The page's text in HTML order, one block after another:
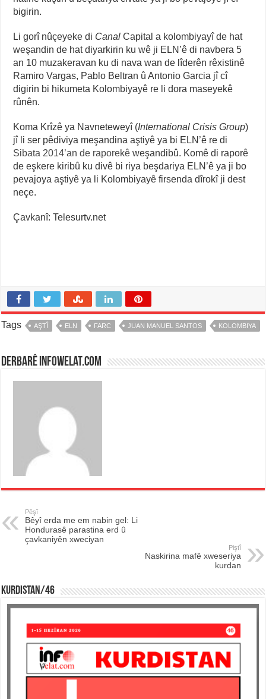
bigirin.
Li gorî nûçeyeke di Canal Capital a kolombiyayî de hat
weşandin de hat diyarkirin ku wê ji ELN’ê di navbera 5
an 10 muzakeravan ku di nava wan de lîderên rêxistinê
Ramiro Vargas, Pablo Beltran û Antonio Garcia jî cî
digirin bi hikumeta Kolombiyayê re li dora maseyekê
rûnên.
Koma Krîzê ya Navneteweyî (International Crisis Group)
jî li ser pêdiviya meşandina aştiyê ya bi ELN’ê re di
Sibata 2014’an de raporekê weşandibû. Komê di raporê
de eşkere kiribû ku divê bi riya beşdariya ELN’ê ya ji bo
pevajoya aştiyê ya li Kolombiyayê firsenda dîrokî ji dest
neçe.
Çavkanî: Telesurtv.net
Tags AŞTÎ ELN FARC JUAN MANUEL SANTOS KOLOMBIYA
Derbarê infowelat.com
Pêşî
Bêyî erda me em nabin gel: Li
Hondurasê parastina erd û
çavkaniyên xweciyan
Piştî
Naskirina mafê xweseriya
kurdan
KURDISTAN/46